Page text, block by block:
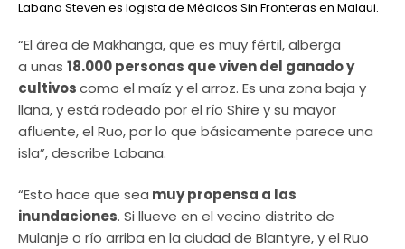
Labana Steven es logista de Médicos Sin Fronteras en Malaui.
“El área de Makhanga, que es muy fértil, alberga
a unas 18.000 personas que viven del ganado y
cultivoscomo el maíz y el arroz. Es una zona baja y
llana, y está rodeado por el río Shire y su mayor
afluente, el Ruo, por lo que básicamente parece una
isla”, describe Labana.
“Esto hace que sea muy propensa a las
inundaciones. Si llueve en el vecino distrito de
Mulanje o río arriba en la ciudad de Blantyre, y el Ruo